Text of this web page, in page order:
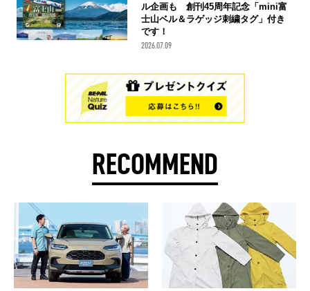
ル企画も 創刊45周年記念「mini富
士山ベル＆ラゲッジ刺繍タグ」付き
です！
2026.07.09
RECOMMEND